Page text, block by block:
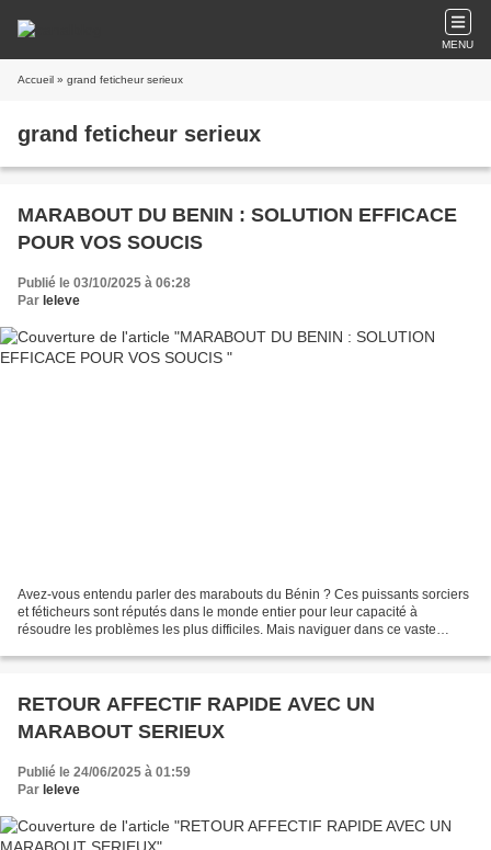
MENU
Accueil » grand feticheur serieux
grand feticheur serieux
MARABOUT DU BENIN : SOLUTION EFFICACE
POUR VOS SOUCIS
Publié le 03/10/2025 à 06:28
Par leleve
Avez-vous entendu parler des marabouts du Bénin ? Ces puissants sorciers
et féticheurs sont réputés dans le monde entier pour leur capacité à
résoudre les problèmes les plus difficiles. Mais naviguer dans ce vaste
RETOUR AFFECTIF RAPIDE AVEC UN
MARABOUT SERIEUX
Publié le 24/06/2025 à 01:59
Par leleve